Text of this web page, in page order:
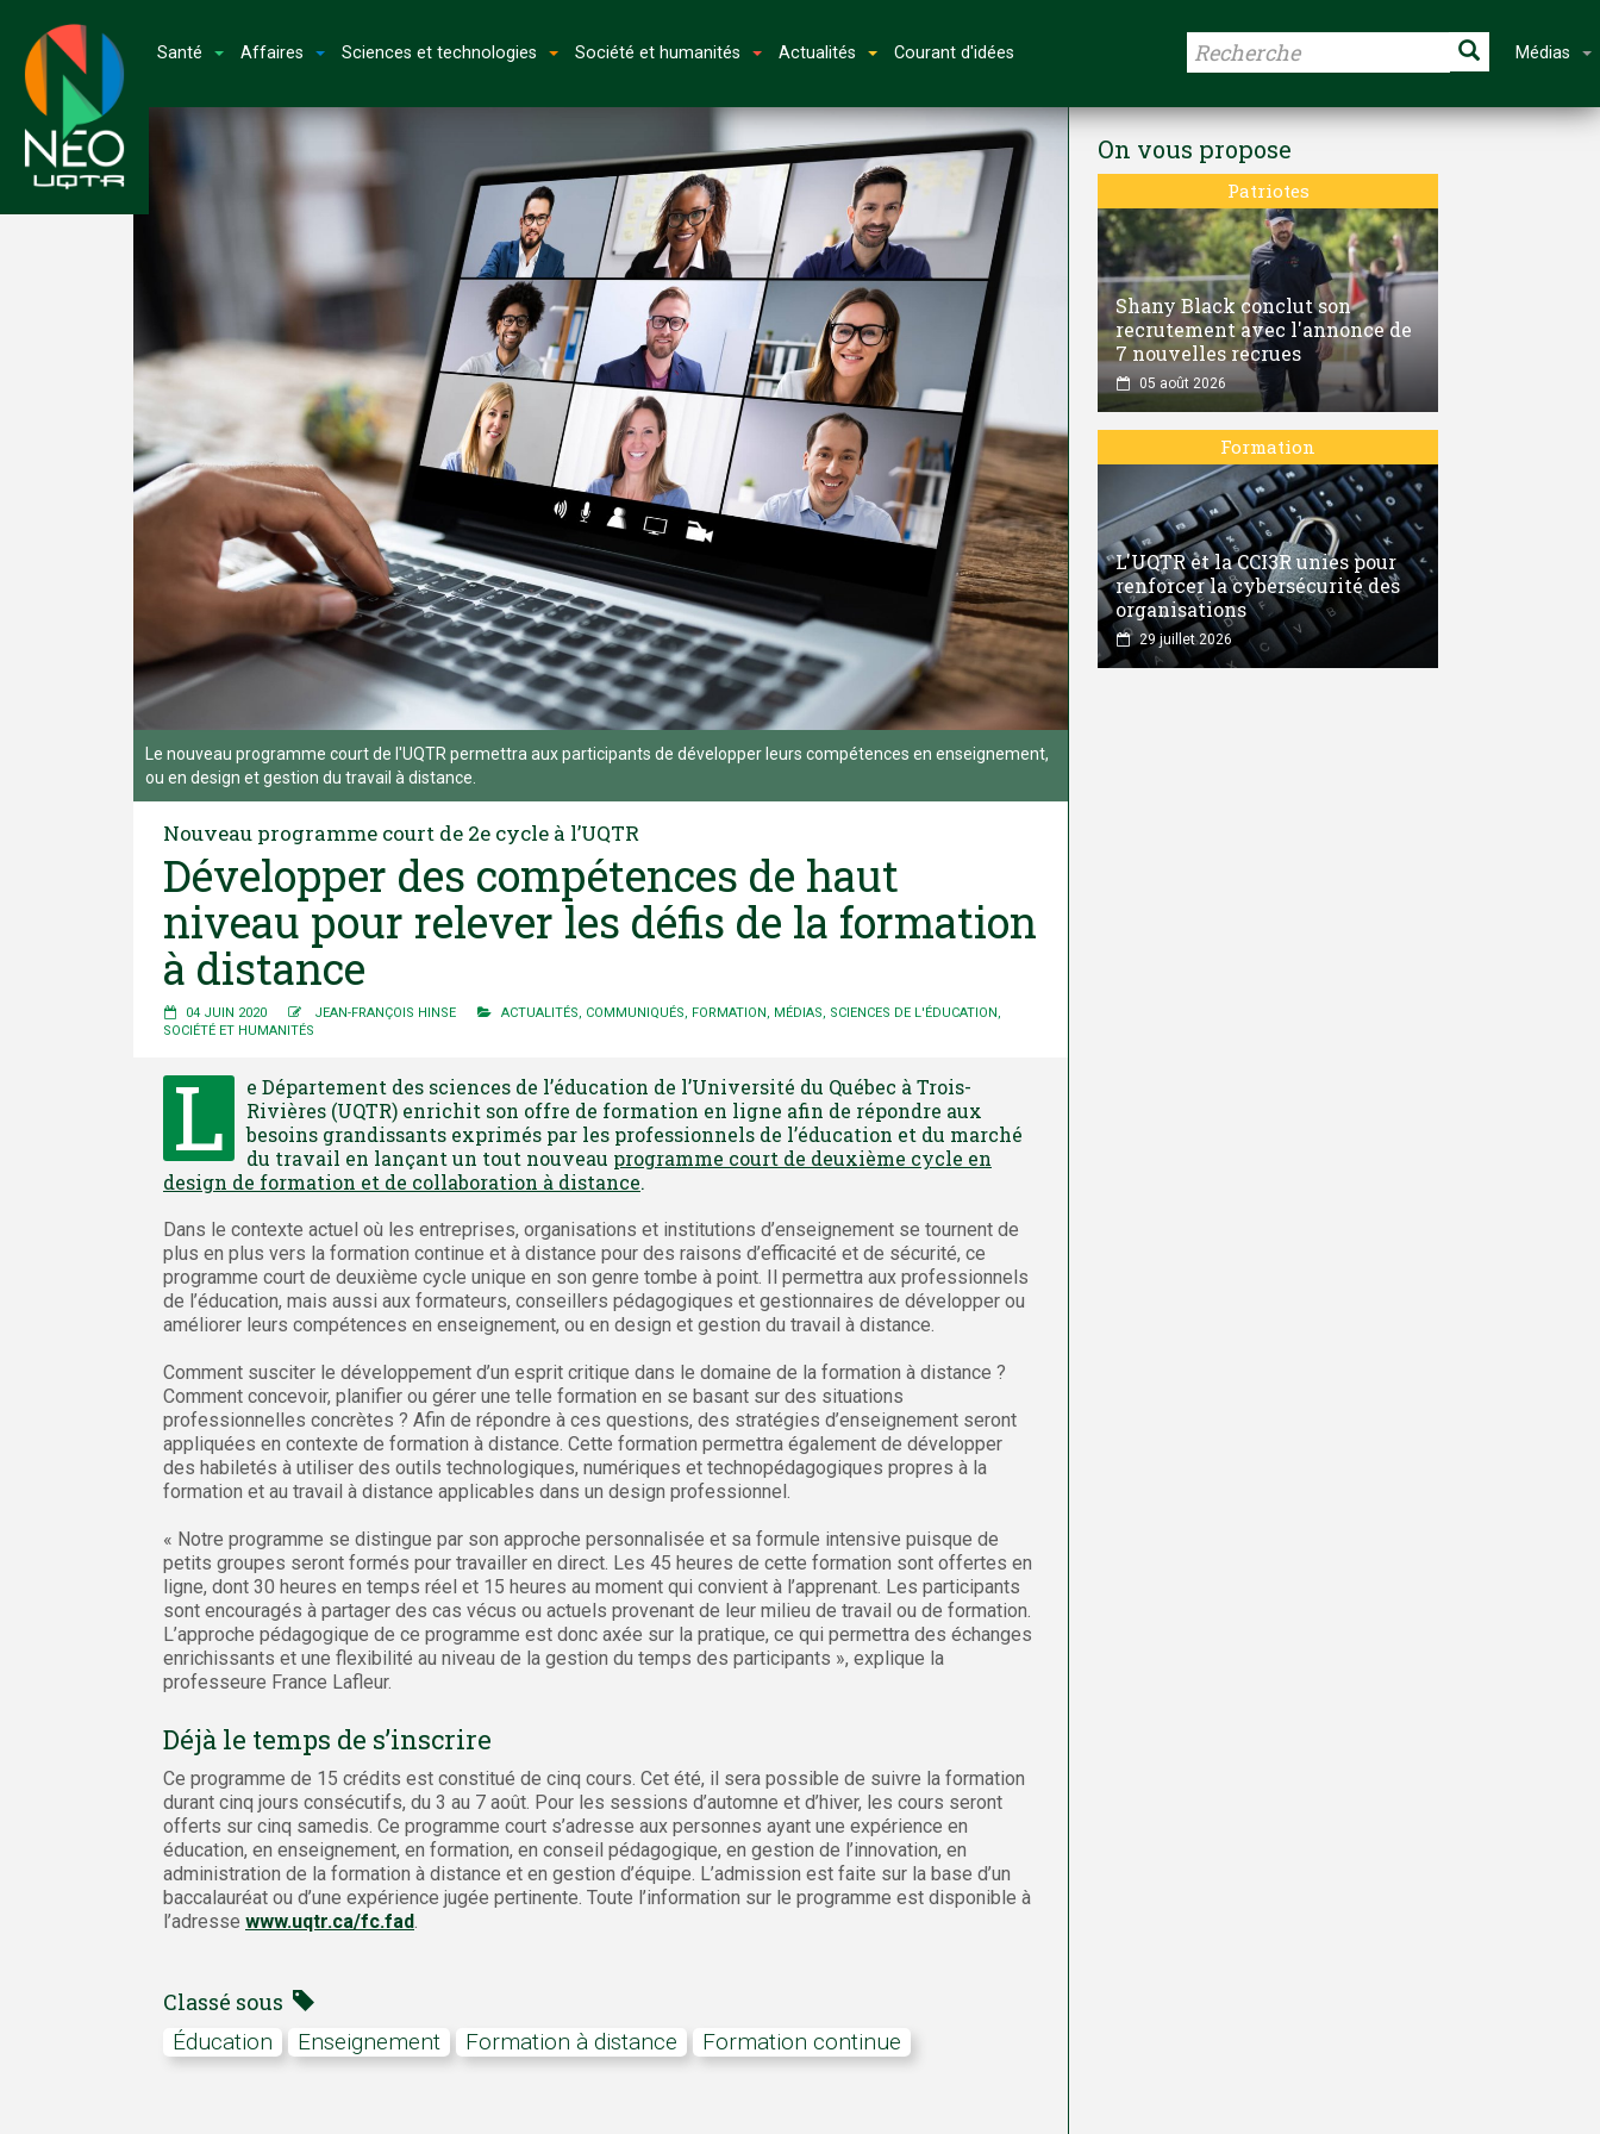
Santé Affaires Sciences et technologies Société et humanités Actualités Courant d'idées Médias
Le nouveau programme court de l'UQTR permettra aux participants de développer leurs compétences en enseignement,
ou en design et gestion du travail à distance.
Nouveau programme court de 2e cycle à l’UQTR
Développer des compétences de haut
niveau pour relever les défis de la formation
à distance
04 JUIN 2020 JEAN-FRANÇOIS HINSE ACTUALITÉS, COMMUNIQUÉS, FORMATION , MÉDIAS, SCIENCES DE L'ÉDUCATION ,
SOCIÉTÉ ET HUMANITÉS
L
e Département des sciences de l’éducation de l’Université du Québec à Trois-
Rivières (UQTR) enrichit son offre de formation en ligne afin de répondre aux
besoins grandissants exprimés par les professionnels de l’éducation et du marché
du travail en lançant un tout nouveau programme court de deuxième cycle en
design de formation et de collaboration à distance.
Dans le contexte actuel où les entreprises, organisations et institutions d’enseignement se tournent de
plus en plus vers la formation continue et à distance pour des raisons d’efficacité et de sécurité, ce
programme court de deuxième cycle unique en son genre tombe à point. Il permettra aux professionnels
de l’éducation, mais aussi aux formateurs, conseillers pédagogiques et gestionnaires de développer ou
améliorer leurs compétences en enseignement, ou en design et gestion du travail à distance.
Comment susciter le développement d’un esprit critique dans le domaine de la formation à distance ?
Comment concevoir, planifier ou gérer une telle formation en se basant sur des situations
professionnelles concrètes ? Afin de répondre à ces questions, des stratégies d’enseignement seront
appliquées en contexte de formation à distance. Cette formation permettra également de développer
des habiletés à utiliser des outils technologiques, numériques et technopédagogiques propres à la
formation et au travail à distance applicables dans un design professionnel.
« Notre programme se distingue par son approche personnalisée et sa formule intensive puisque de
petits groupes seront formés pour travailler en direct. Les 45 heures de cette formation sont offertes en
ligne, dont 30 heures en temps réel et 15 heures au moment qui convient à l’apprenant. Les participants
sont encouragés à partager des cas vécus ou actuels provenant de leur milieu de travail ou de formation.
L’approche pédagogique de ce programme est donc axée sur la pratique, ce qui permettra des échanges
enrichissants et une flexibilité au niveau de la gestion du temps des participants », explique la
professeure France Lafleur.
Déjà le temps de s’inscrire
Ce programme de 15 crédits est constitué de cinq cours. Cet été, il sera possible de suivre la formation
durant cinq jours consécutifs, du 3 au 7 août. Pour les sessions d’automne et d’hiver, les cours seront
offerts sur cinq samedis. Ce programme court s’adresse aux personnes ayant une expérience en
éducation, en enseignement, en formation, en conseil pédagogique, en gestion de l’innovation, en
administration de la formation à distance et en gestion d’équipe. L’admission est faite sur la base d’un
baccalauréat ou d’une expérience jugée pertinente. Toute l’information sur le programme est disponible à
l’adresse www.uqtr.ca/fc.fad.
Classé sous
Éducation Enseignement formation à distance Formation continue
On vous propose
Patriotes
Shany Black conclut son
recrutement avec l'annonce de
7 nouvelles recrues
05 août 2026
Formation
L'UQTR et la CCI3R unies pour
renforcer la cybersécurité des
organisations
29 juillet 2026